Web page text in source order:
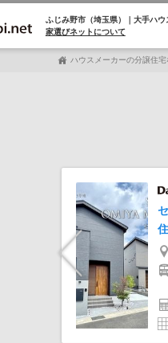
ふじみ野市（埼玉県）｜大手ハ
家選びネットについて
ハウスメーカーの分譲住